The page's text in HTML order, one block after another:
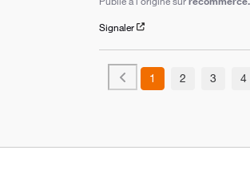
Signaler
1 2 3 4